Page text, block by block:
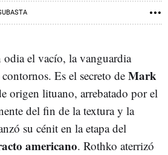
el vacío, la vanguardia
Es el secreto de Mark
origen lituano, arrebatado por el
del fin de la textura y la
su cénit en la etapa del
americano. Rothko aterrizó